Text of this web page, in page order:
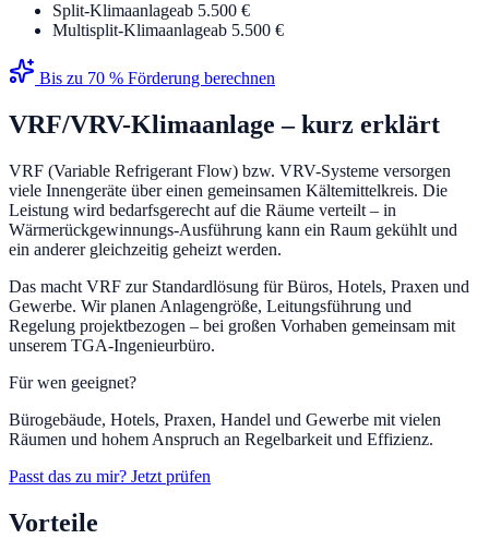
Split-Klimaanlageab 5.500 €
Multisplit-Klimaanlageab 5.500 €
Bis zu 70 % Förderung berechnen
VRF/VRV-Klimaanlage – kurz erklärt
VRF (Variable Refrigerant Flow) bzw. VRV-Systeme versorgen
viele Innengeräte über einen gemeinsamen Kältemittelkreis. Die
Leistung wird bedarfsgerecht auf die Räume verteilt – in
Wärmerückgewinnungs-Ausführung kann ein Raum gekühlt und
ein anderer gleichzeitig geheizt werden.
Das macht VRF zur Standardlösung für Büros, Hotels, Praxen und
Gewerbe. Wir planen Anlagengröße, Leitungsführung und
Regelung projektbezogen – bei großen Vorhaben gemeinsam mit
unserem TGA-Ingenieurbüro.
Für wen geeignet?
Bürogebäude, Hotels, Praxen, Handel und Gewerbe mit vielen
Räumen und hohem Anspruch an Regelbarkeit und Effizienz.
Passt das zu mir? Jetzt prüfen
Vorteile